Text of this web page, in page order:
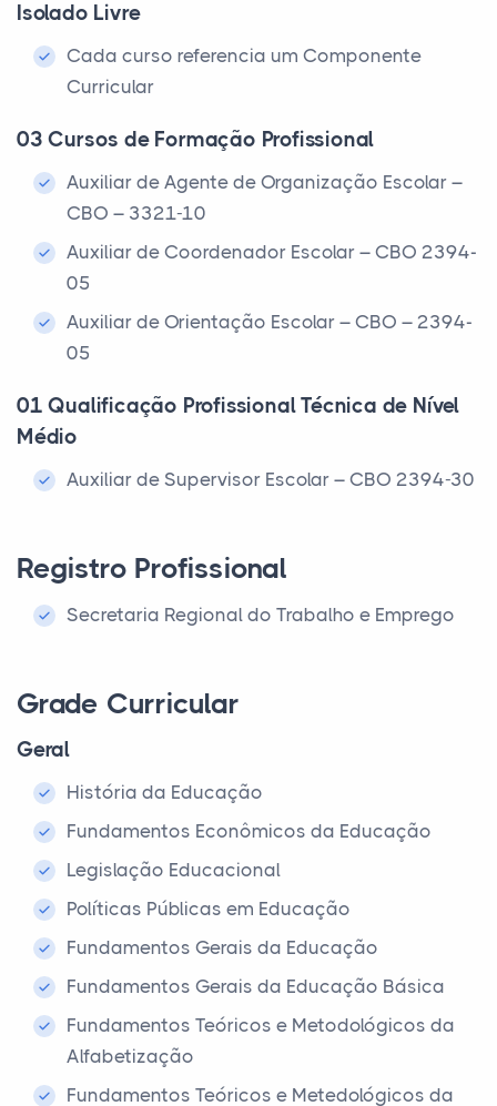
Isolado Livre
Cada curso referencia um Componente
Curricular
03 Cursos de Formação Profissional
Auxiliar de Agente de Organização Escolar –
CBO – 3321-10
Auxiliar de Coordenador Escolar – CBO 2394-
05
Auxiliar de Orientação Escolar – CBO – 2394-
05
01 Qualificação Profissional Técnica de Nível
Médio
Auxiliar de Supervisor Escolar – CBO 2394-30
Registro Profissional
Secretaria Regional do Trabalho e Emprego
Grade Curricular
Geral
História da Educação
Fundamentos Econômicos da Educação
Legislação Educacional
Políticas Públicas em Educação
Fundamentos Gerais da Educação
Fundamentos Gerais da Educação Básica
Fundamentos Teóricos e Metodológicos da
Alfabetização
Fundamentos Teóricos e Metedológicos da